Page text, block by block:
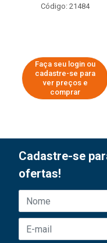
Código: 21484
Faça seu login ou
cadastre-se para
ver preços e
comprar
Cadastre-se
ofertas!